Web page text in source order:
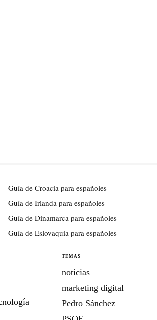
Guía de Croacia para españoles
Guía de Irlanda para españoles
Guía de Dinamarca para españoles
Guía de Eslovaquia para españoles
TEMAS
noticias
marketing digital
Pedro Sánchez